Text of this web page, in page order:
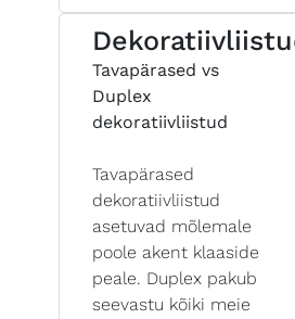
Tavapärased vs
Duplex
dekoratiivliistud
Tavapärased
dekoratiivliistud
asetuvad mõlemale
poole akent klaaside
peale. Duplex pakub
seevastu kõiki meie